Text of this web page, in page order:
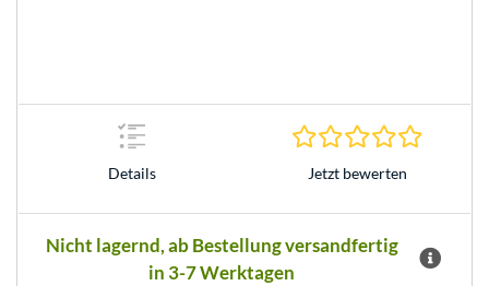
Details Jetzt bewerten
Nicht lagernd, ab Bestellung versandfertig
in 3-7 Werktagen